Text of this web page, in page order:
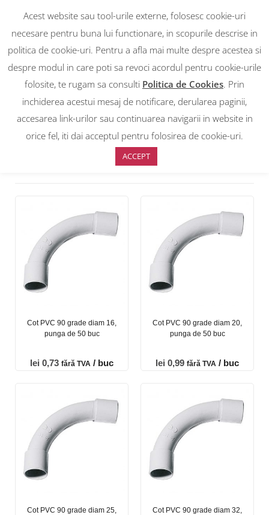
RON
EUR
0
Prima pagină > Accesorii tuburi PVC>Cot 90 grade PVC
Cot PVC 90 grade diam 16,
punga de 50 buc
lei 0,73 fără TVA / buc
Cot PVC 90 grade diam 20,
punga de 50 buc
lei 0,99 fără TVA / buc
Cot PVC 90 grade diam 25,
Cot PVC 90 grade diam 32,
Acest website sau tool-urile externe, folosesc cookie-uri
necesare pentru buna lui functionare, in scopurile descrise in
politica de cookie-uri. Pentru a afla mai multe despre acestea si
despre modul in care poti sa revoci acordul pentru cookie-urile
folosite, te rugam sa consulti Politica de Cookies. Prin
inchiderea acestui mesaj de notificare, derularea paginii,
accesarea link-urilor sau continuarea navigarii in website in
orice fel, iti dai acceptul pentru folosirea de cookie-uri.
ACCEPT